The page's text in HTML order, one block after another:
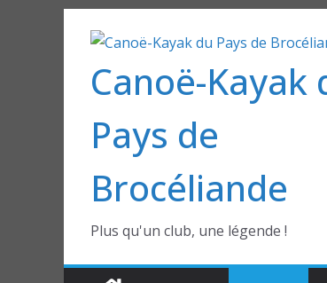
contenuCanoë-Kayak
Pays de
Brocéliande
Plus qu'un club, une légende !